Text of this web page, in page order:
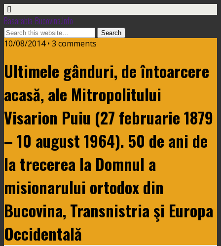
Basarabia-Bucovina.Info
10/08/2014 • 3 comments
Ultimele gânduri, de întoarcere
acasă, ale Mitropolitului
Visarion Puiu (27 februarie 1879
– 10 august 1964). 50 de ani de
la trecerea la Domnul a
misionarului ortodox din
Bucovina, Transnistria şi Europa
Occidentală